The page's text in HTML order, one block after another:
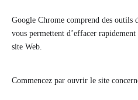
Google Chrome comprend des outils
vous permettent d’effacer rapidement
site Web.
Commencez par ouvrir le site